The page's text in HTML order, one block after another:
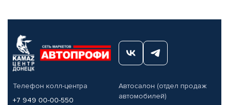
Телефон колл-центра
+7 949 00-00-550
Автосалон (отдел продаж
автомобилей)